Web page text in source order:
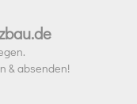
& absenden!